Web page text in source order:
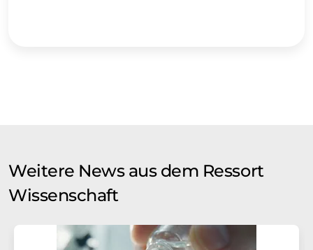
Weitere News aus dem Ressort
Wissenschaft